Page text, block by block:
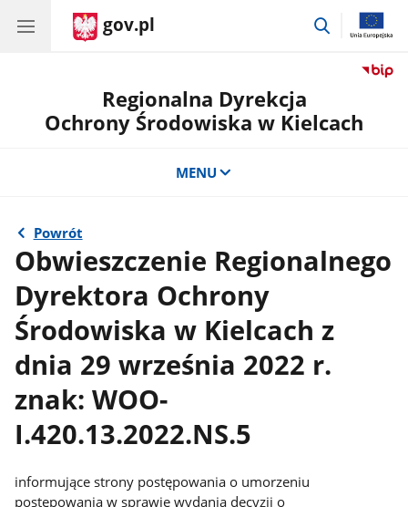
gov.pl
przejdź
Regionalna Dyrekcja
Ochrony Środowiska w Kielcach
MENU
Powrót
Obwieszczenie Regionalnego
Dyrektora Ochrony
Środowiska w Kielcach z
dnia 29 września 2022 r.
znak: WOO-
I.420.13.2022.NS.5
informujące strony postępowania o umorzeniu
postępowania w sprawie wydania decyzji o